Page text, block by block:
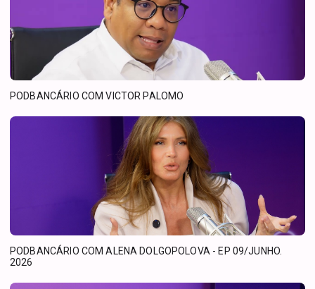
PODBANCÁRIO COM VICTOR PALOMO
PODBANCÁRIO COM ALENA DOLGOPOLOVA - EP 09/JUNHO.
2026